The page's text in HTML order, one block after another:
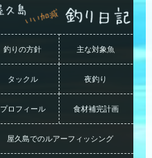
釣りの方針 主な対象魚
タックル 夜釣り
プロフィール 食材補完計画
屋久島でのルアーフィッシング